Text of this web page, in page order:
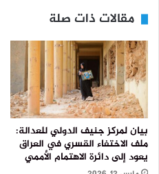
مقالات ذات صلة
بيان لمركز جنيف الدولي للعدالة:
ملف الاختفاء القسري في العراق
يعود إلى دائرة الاهتمام الأممي